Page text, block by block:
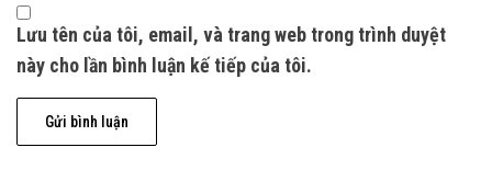
Lưu tên của tôi, email, và trang web trong trình duyệt
này cho lần bình luận kế tiếp của tôi.